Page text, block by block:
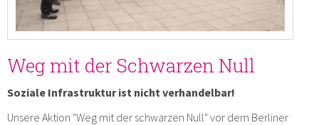
Weg mit der Schwarzen Null
Soziale Infrastruktur ist nicht verhandelbar!
Unsere Aktion "Weg mit der schwarzen Null" vor dem Berliner